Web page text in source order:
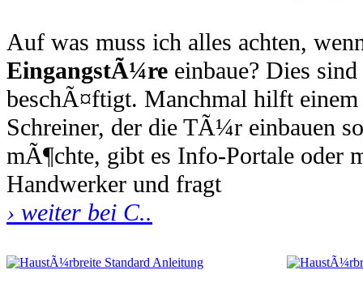
Auf was muss ich alles achten,
EingangstÃ¼re einbaue? Dies
beschÃ¤ftigt. Manchmal hilft
Schreiner, der die TÃ¼r einbauen
mÃ¶chte, gibt es Info-Portale oder
Handwerker und fragt
› weiter bei C..